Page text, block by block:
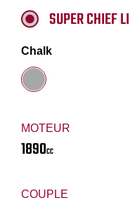
MOTEUR
1890CC
COUPLE
SUPER CHIEF
Chalk